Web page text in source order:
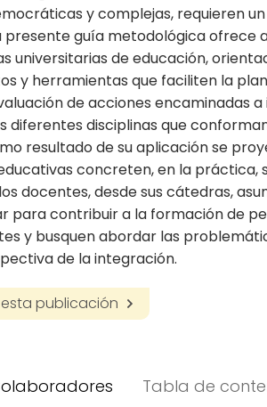
y complejas, requieren
presente guía metodológica ofrece
universitarias de educación,
y herramientas que faciliten la
de acciones encaminadas
diferentes disciplinas que
resultado de su aplicación se
concreten, en la práctica,
docentes, desde sus cátedras,
para contribuir a la formación de
y busquen abordar las
de la integración.
publicación
Tabla de